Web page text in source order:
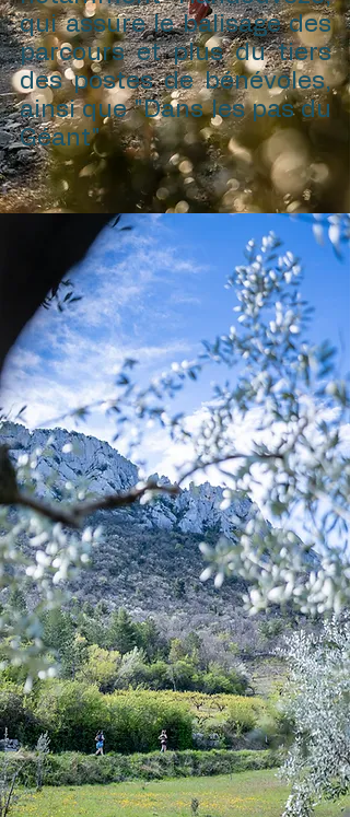
qui assure le balisage des
parcours et plus du tiers
des postes de bénévoles,
ainsi que "Dans les pas du
Géant"